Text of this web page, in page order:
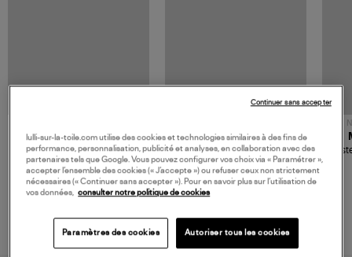
480,00 €
JEROME DREYFUSS
Sac Bobi S Cuir Lamé
Champagne
189,00 €
TORAL
Mocassins Killian Sport
Mousse
lulli-sur-la-toile.com utilise des cookies et technologies similaires à des fins de
performance, personnalisation, publicité et analyses, en collaboration avec des
partenaires tels que Google. Vous pouvez configurer vos choix via « Paramétrer »,
accepter l’ensemble des cookies (« J’accepte ») ou refuser ceux non strictement
nécessaires (« Continuer sans accepter »). Pour en savoir plus sur l’utilisation de
vos données,
consulter notre politique de cookies
Paramètres des cookies Autoriser tous les cookies
Continuer sans accepter